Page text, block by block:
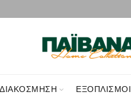
ΔΙΑΚΌΣΜΗΣΗ